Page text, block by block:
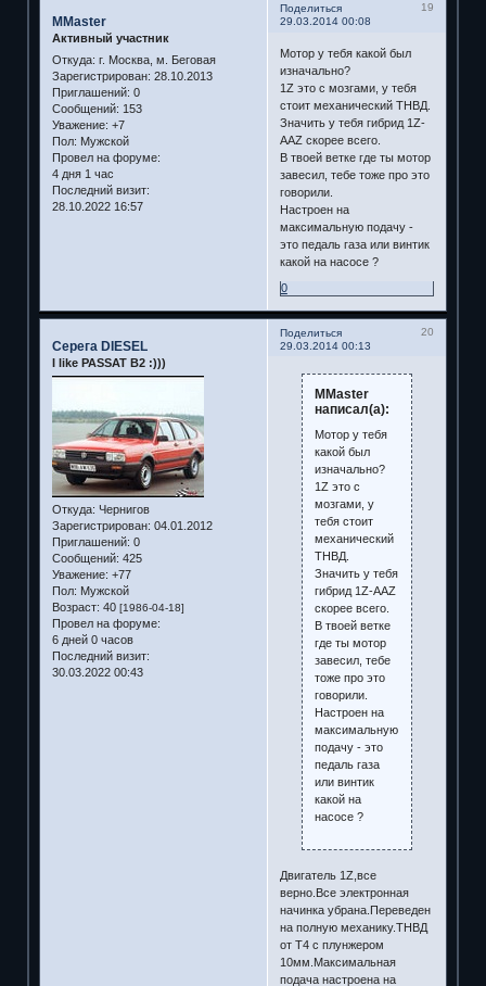
Поделиться
19
29.03.2014 00:08
MMaster
Активный участник
Откуда: г. Москва, м. Беговая
Зарегистрирован: 28.10.2013
Приглашений: 0
Сообщений: 153
Уважение: +7
Пол: Мужской
Провел на форуме:
4 дня 1 час
Последний визит:
28.10.2022 16:57
Мотор у тебя какой был
изначально?
1Z это с мозгами, у тебя
стоит механический ТНВД.
Значить у тебя гибрид 1Z-
AAZ скорее всего.
В твоей ветке где ты мотор
завесил, тебе тоже про это
говорили.
Настроен на
максимальную подачу -
это педаль газа или винтик
какой на насосе ?
0
Поделиться
20
29.03.2014 00:13
Серега DIESEL
I like PASSAT B2 :)))
Откуда: Чернигов
Зарегистрирован: 04.01.2012
Приглашений: 0
Сообщений: 425
Уважение: +77
Пол: Мужской
Возраст: 40 [1986-04-18]
Провел на форуме:
6 дней 0 часов
Последний визит:
30.03.2022 00:43
MMaster
написал(а):
Мотор у тебя
какой был
изначально?
1Z это с
мозгами, у
тебя стоит
механический
ТНВД.
Значить у тебя
гибрид 1Z-AAZ
скорее всего.
В твоей ветке
где ты мотор
завесил, тебе
тоже про это
говорили.
Настроен на
максимальную
подачу - это
педаль газа
или винтик
какой на
насосе ?
Двигатель 1Z,все
верно.Все электронная
начинка убрана.Переведен
на полную механику.ТНВД
от T4 c плунжером
10мм.Максимальная
подача настроена на